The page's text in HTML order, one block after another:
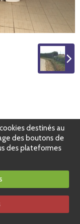
destinés au
des boutons de
des plateformes